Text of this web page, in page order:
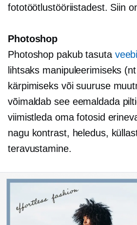
fototöötlustööriistadest. Siin
Photoshop
Photoshop pakub tasuta
lihtsaks manipuleerimiseks
kärpimiseks või suuruse
võimaldab see eemaldada
viimistleda oma fotosid
nagu kontrast, heledus,
teravustamine.